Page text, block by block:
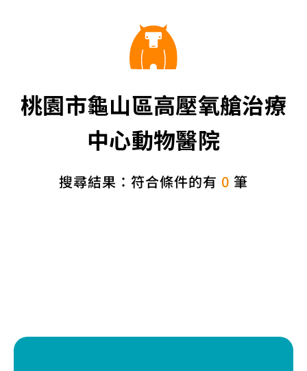
桃園市龜山區高壓氧艙治療
中心動物醫院
搜尋結果：符合條件的有 0 筆